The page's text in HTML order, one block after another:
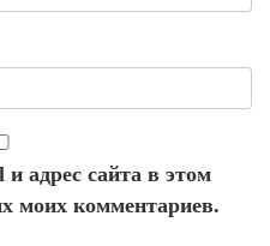
адрес сайта в этом
моих комментариев.